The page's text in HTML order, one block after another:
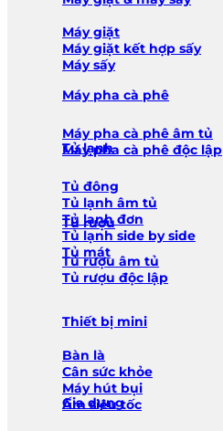
Máy giặt
Máy giặt kết hợp sấy
Máy sấy
Máy pha cà phê
Máy pha cà phê âm tủ
Máy pha cà phê độc lập
Tủ lạnh
Tủ đông
Tủ lạnh âm tủ
Tủ lạnh đơn
Tủ lạnh side by side
Tủ mát
Tủ rượu
Tủ rượu âm tủ
Tủ rượu độc lập
Thiết bị mini
Bàn là
Cân sức khỏe
Máy hút bụi
Ấm siêu tốc
Gia dụng